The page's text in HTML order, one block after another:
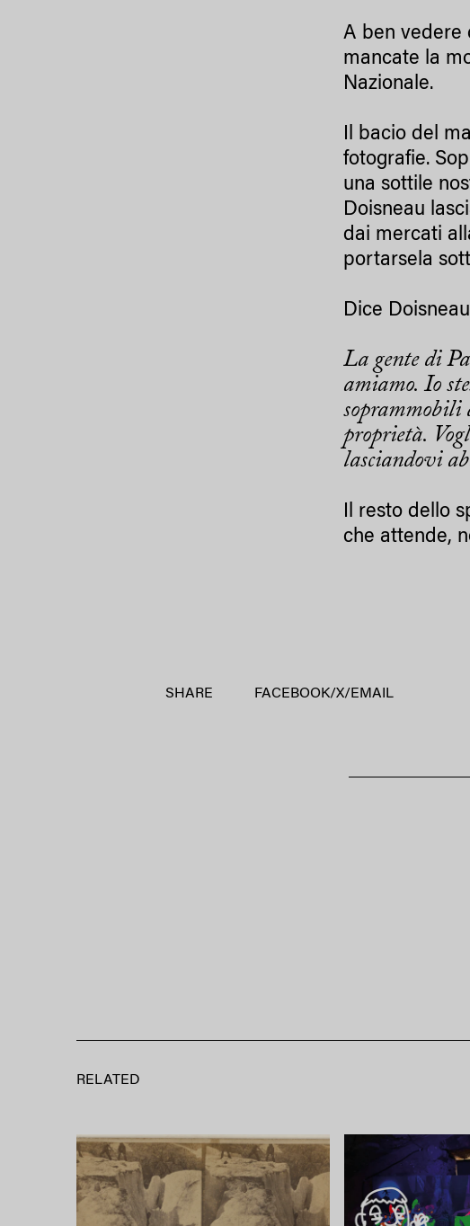
A ben vedere
mancate la
Nazionale.
Il bacio del
fotografie.
una sottile
Doisneau
dai mercati
portarsela
Dice
La gente di
amiamo. Io
soprammobili
proprietà.
lasciandovi
Il resto dello
che attende,
SHARE FACEBOOK/X/ EMAIL
RELATED